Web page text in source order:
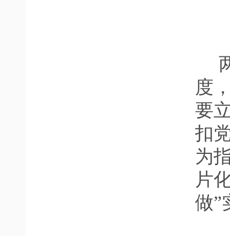
度
要
扣
为
片
做”